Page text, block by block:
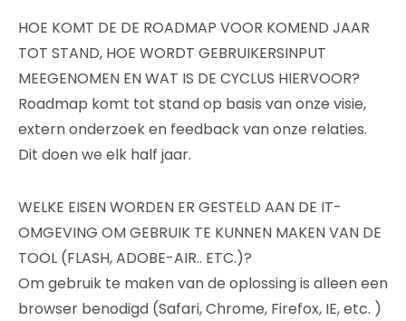
HOE KOMT DE DE ROADMAP VOOR KOMEND JAAR
TOT STAND, HOE WORDT GEBRUIKERSINPUT
MEEGENOMEN EN WAT IS DE CYCLUS HIERVOOR?
Roadmap komt tot stand op basis van onze visie,
extern onderzoek en feedback van onze relaties.
Dit doen we elk half jaar.
WELKE EISEN WORDEN ER GESTELD AAN DE IT-
OMGEVING OM GEBRUIK TE KUNNEN MAKEN VAN DE
TOOL (FLASH, ADOBE-AIR.. ETC.)?
Om gebruik te maken van de oplossing is alleen een
browser benodigd (Safari, Chrome, Firefox, IE, etc. )